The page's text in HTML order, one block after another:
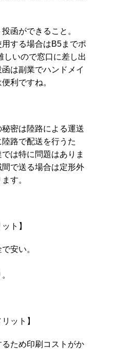
函ができること。
用する場合はB5までポ
しいので窓口に差し出
は副業でハンドメイ
利ですね。
密は陸路による運送
路で配送を行うた
は特に問題はありま
で送る場合は定形外
す。
ト】
安い。
ット】
るため印刷コストがか